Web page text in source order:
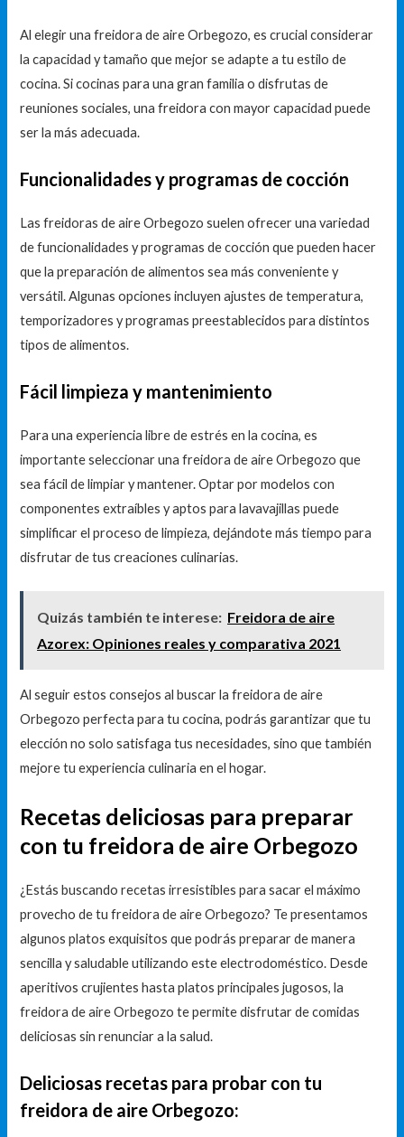
Al elegir una freidora de aire Orbegozo, es crucial considerar
la capacidad y tamaño que mejor se adapte a tu estilo de
cocina. Si cocinas para una gran familia o disfrutas de
reuniones sociales, una freidora con mayor capacidad puede
ser la más adecuada.
Funcionalidades y programas de cocción
Las freidoras de aire Orbegozo suelen ofrecer una variedad
de funcionalidades y programas de cocción que pueden hacer
que la preparación de alimentos sea más conveniente y
versátil. Algunas opciones incluyen ajustes de temperatura,
temporizadores y programas preestablecidos para distintos
tipos de alimentos.
Fácil limpieza y mantenimiento
Para una experiencia libre de estrés en la cocina, es
importante seleccionar una freidora de aire Orbegozo que
sea fácil de limpiar y mantener. Optar por modelos con
componentes extraíbles y aptos para lavavajillas puede
simplificar el proceso de limpieza, dejándote más tiempo para
disfrutar de tus creaciones culinarias.
Quizás también te interese: Freidora de aire
Azorex: Opiniones reales y comparativa 2021
Al seguir estos consejos al buscar la freidora de aire
Orbegozo perfecta para tu cocina, podrás garantizar que tu
elección no solo satisfaga tus necesidades, sino que también
mejore tu experiencia culinaria en el hogar.
Recetas deliciosas para preparar
con tu freidora de aire Orbegozo
¿Estás buscando recetas irresistibles para sacar el máximo
provecho de tu freidora de aire Orbegozo? Te presentamos
algunos platos exquisitos que podrás preparar de manera
sencilla y saludable utilizando este electrodoméstico. Desde
aperitivos crujientes hasta platos principales jugosos, la
freidora de aire Orbegozo te permite disfrutar de comidas
deliciosas sin renunciar a la salud.
Deliciosas recetas para probar con tu
freidora de aire Orbegozo: